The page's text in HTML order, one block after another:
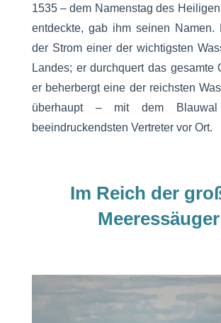
1535 – dem Namenstag des
entdeckte, gab ihm seinen Namen.
der Strom einer der wichtigsten
Landes; er durchquert das gesamte
er beherbergt eine der reichsten
überhaupt – mit dem
beeindruckendsten Vertreter vor Ort.
Im Reich der
Meeressäuger